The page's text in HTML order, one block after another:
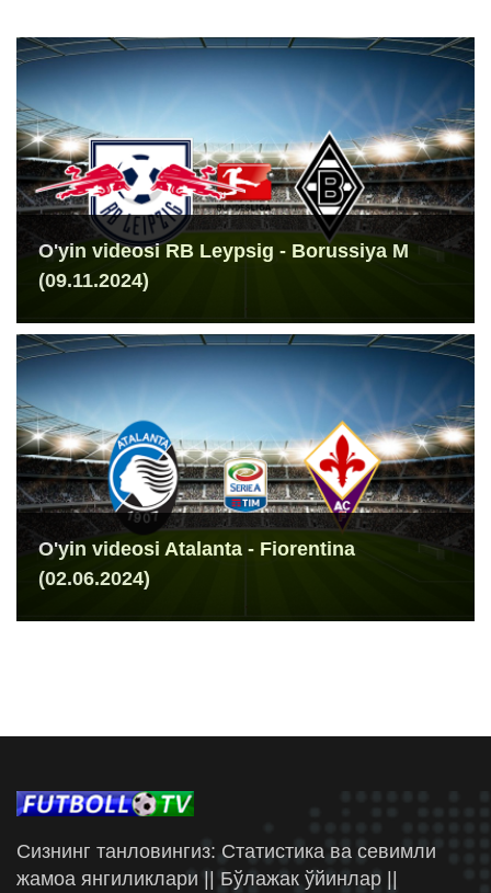
O'yin videosi RB Leypsig - Borussiya M
(09.11.2024)
O'yin videosi Atalanta - Fiorentina
(02.06.2024)
Сизнинг танловингиз: Статистика ва севимли
жамоа янгиликлари || Бўлажак ўйинлар ||